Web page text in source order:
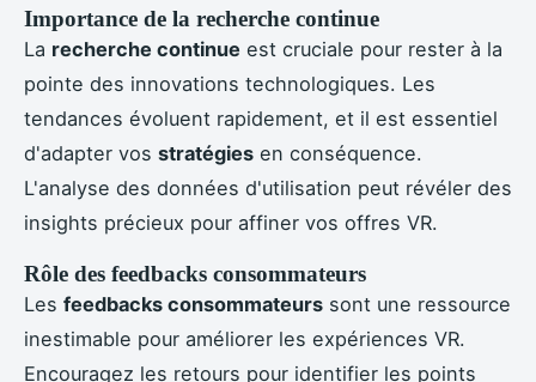
Importance de la recherche continue
La recherche continue est cruciale pour rester à la
pointe des innovations technologiques. Les
tendances évoluent rapidement, et il est essentiel
d'adapter vos stratégies en conséquence.
L'analyse des données d'utilisation peut révéler des
insights précieux pour affiner vos offres VR.
Rôle des feedbacks consommateurs
Les feedbacks consommateurs sont une ressource
inestimable pour améliorer les expériences VR.
Encouragez les retours pour identifier les points